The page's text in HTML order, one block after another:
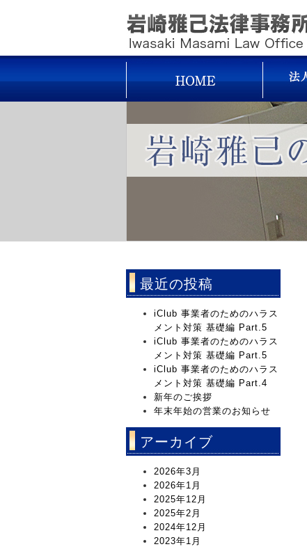
最近の投稿
iClub 事業者のためのハラス
メント対策 基礎編 Part.5
iClub 事業者のためのハラス
メント対策 基礎編 Part.5
iClub 事業者のためのハラス
メント対策 基礎編 Part.4
新年のご挨拶
年末年始の営業のお知らせ
アーカイブ
2026年3月
2026年1月
2025年12月
2025年2月
2024年12月
2023年1月